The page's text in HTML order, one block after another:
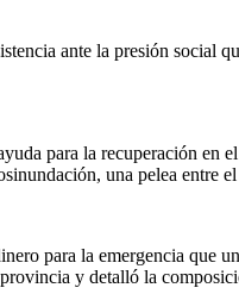
ante la presión social
para la recuperación
una pelea entre
para la emergencia
y detalló la